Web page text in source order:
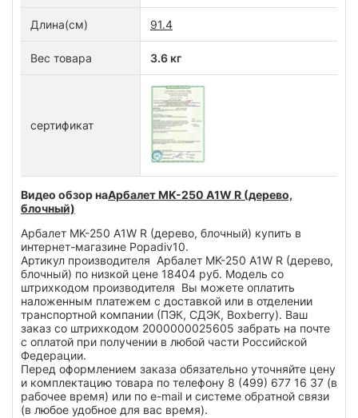
Длина(см) 91.4
Вес товара 3.6 кг
сертификат
Видео обзор наАрбалет MK-250 A1W R (дерево,
блочный)
Арбалет MK-250 A1W R (дерево, блочный) купить в
интернет-магазине Popadiv10.
Артикул производителя Арбалет MK-250 A1W R (дерево,
блочный) по низкой цене 18404 руб. Модель со
штрихкодом производителя Вы можете оплатить
наложенным платежем с доставкой или в отделении
транспортной компании (ПЭК, СДЭК, Boxberry). Ваш
заказ со штрихкодом 2000000025605 забрать на почте
с оплатой при получении в любой части Российской
Федерации.
Перед оформлением заказа обязательно уточняйте цену
и комплектацию товара по телефону 8 (499) 677 16 37 (в
рабочее время) или по e-mail и системе обратной связи
(в любое удобное для вас время).